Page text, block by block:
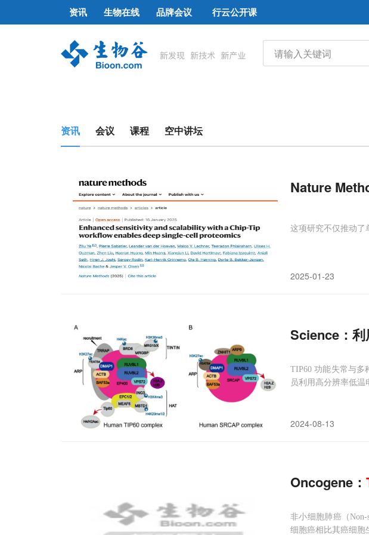
资讯 生物在线 品牌会议 行云公开课
资讯 会议 课程 空中讲坛
Nature
这项研究不仅推动了
2025-01-23
Science：利
TIP60 功能失常与多
员利用高分辨率低温
2024-08-13
Oncogene：
非小细胞肺癌（
细胞癌相比其癌细胞